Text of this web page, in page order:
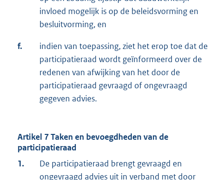
invloed mogelijk is op de beleidsvorming en
besluitvorming, en
f.
indien van toepassing, ziet het erop toe dat de
participatieraad wordt geïnformeerd over de
redenen van afwijking van het door de
participatieraad gevraagd of ongevraagd
gegeven advies.
Artikel 7 Taken en bevoegdheden van de
participatieraad
1.
De participatieraad brengt gevraagd en
ongevraagd advies uit in verband met door